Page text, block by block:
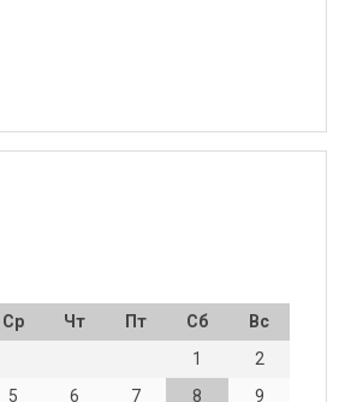
Ср Чт Пт Сб
Вс
1
2
5 6 7 8
9